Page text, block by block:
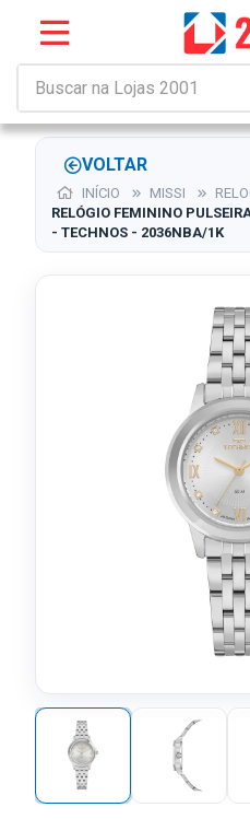
VOLTAR
INÍCIO MISSI
RELÓGIO FEMININO
- TECHNOS - 2036NBA/1K